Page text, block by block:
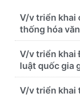
V/v triển khai
thống hóa
tháng cuối
V/v triển khai
luật quốc gia
chế quản lý,
luật quốc gia
V/v triển khai